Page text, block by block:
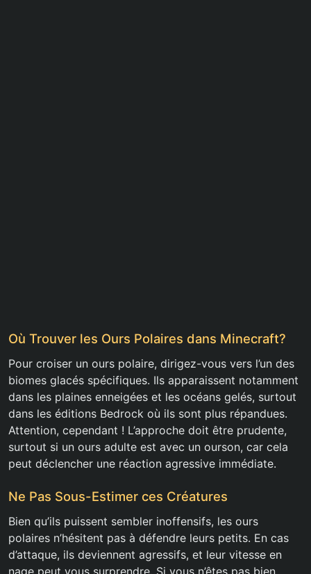
Où Trouver les Ours Polaires dans Minecraft?
Pour croiser un ours polaire, dirigez-vous vers l’un des
biomes glacés spécifiques. Ils apparaissent notamment
dans les plaines enneigées et les océans gelés, surtout
dans les éditions Bedrock où ils sont plus répandues.
Attention, cependant ! L’approche doit être prudente,
surtout si un ours adulte est avec un ourson, car cela
peut déclencher une réaction agressive immédiate.
Ne Pas Sous-Estimer ces Créatures
Bien qu’ils puissent sembler inoffensifs, les ours
polaires n’hésitent pas à défendre leurs petits. En cas
d’attaque, ils deviennent agressifs, et leur vitesse en